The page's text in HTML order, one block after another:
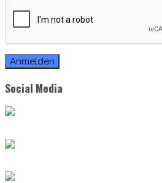
Zum E-Mag
Social Media